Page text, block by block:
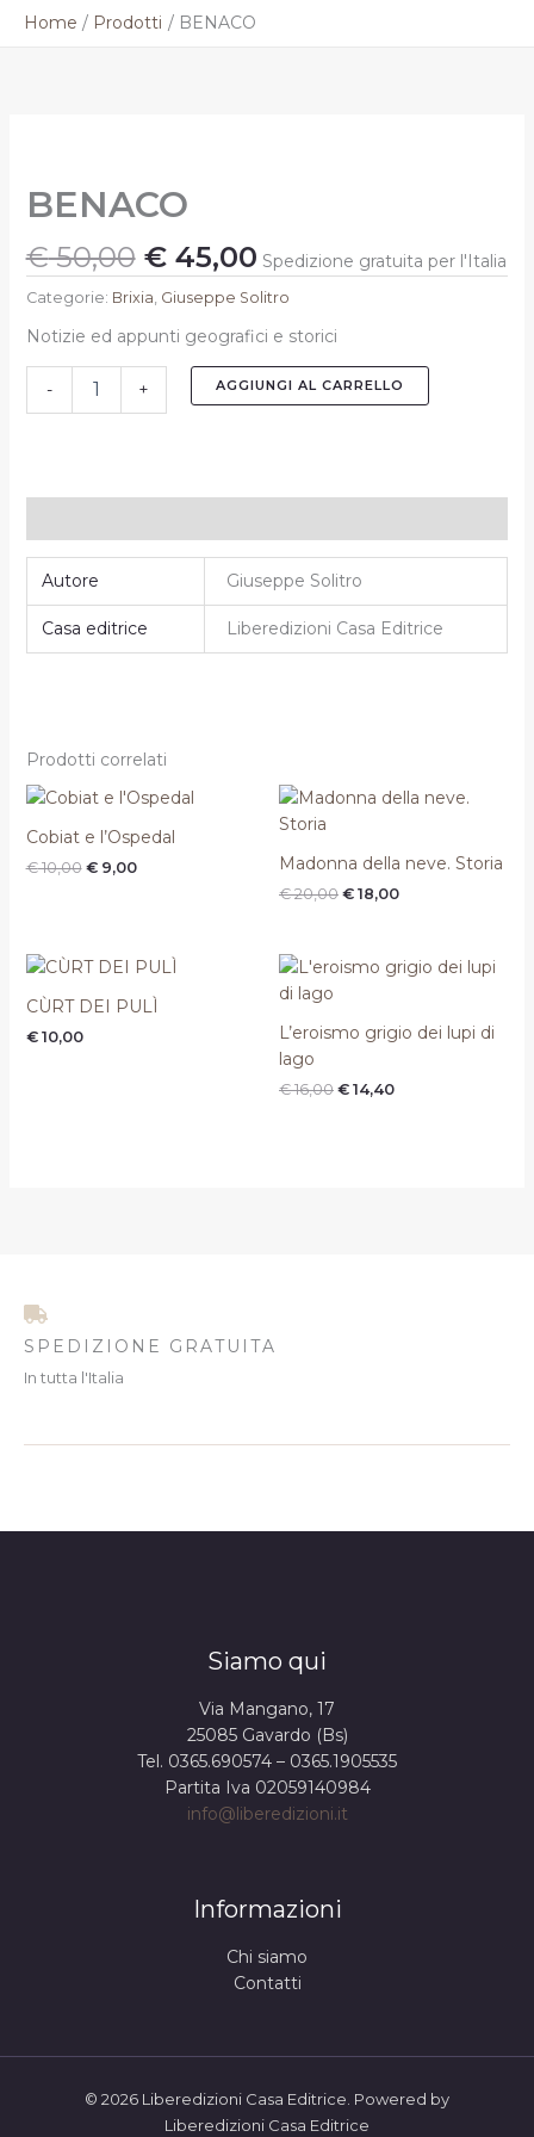
Home Prodotti BENACO
BENACO
€50,00
originale
era:
€ 50,00.
€45,00 Spedizione gratuita per l'Italia
Categorie: Brixia Giuseppe Solitro
Notizie ed appunti geografici e storici
- + AGGIUNGI AL CARRELLO
Autore Giuseppe Solitro
Casa editrice Liberedizioni Casa Editrice
Prodotti correlati
Cobiat e l’Ospedal
€10,00
Il
originale
€ 10,00.
€9,00
Il
prezzo
attuale
€ 9,00.
Madonna della neve. Storia
€20,00
Il
€ 20,00.
€ 18,00
Il
€ 18,00.
CÙRT DEI PULÌ
€10,00
L’eroismo grigio dei lupi di
lago
€16,00
Il
prezzo
€ 16,00.
€ 14,40
Il
prezzo
€ 14,40.
SPEDIZIONE GRATUITA
In tutta l'Italia
Siamo qui
Via Mangano, 17
25085 Gavardo (Bs)
Tel. 0365.690574 – 0365.1905535
Partita Iva 02059140984
info@liberedizioni.it
Informazioni
Chi siamo
Contatti
© 2026 Liberedizioni Casa Editrice. Powered by
Liberedizioni Casa Editrice